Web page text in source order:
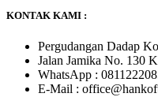
KONTAK KAMI :
Pergudangan Dadap
Jalan Jamika No. 130
WhatsApp :
E-Mail :